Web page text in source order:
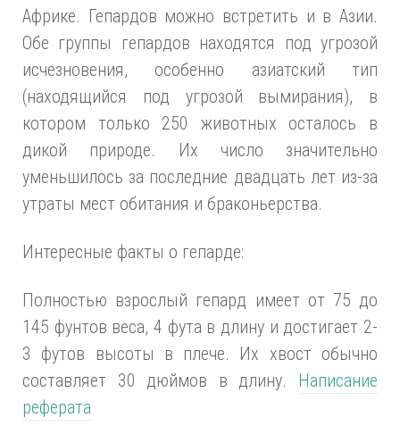
Африке. Гепардов можно встретить и в Азии.
Обе группы гепардов находятся под угрозой
исчезновения, особенно азиатский тип
(находящийся под угрозой вымирания), в
котором только 250 животных осталось в
дикой природе. Их число значительно
уменьшилось за последние двадцать лет из-за
утраты мест обитания и браконьерства.
Интересные факты о гепарде:
Полностью взрослый гепард имеет от 75 до
145 фунтов веса, 4 фута в длину и достигает 2-
3 футов высоты в плече. Их хвост обычно
составляет 30 дюймов в длину. Написание
реферата